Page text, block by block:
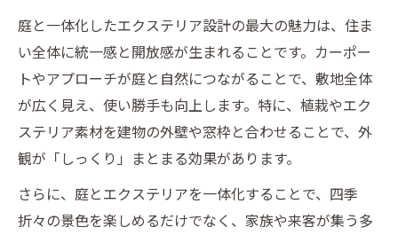
庭と一体化したエクステリア設計の最大の魅力は、住ま
い全体に統一感と開放感が生まれることです。カーポー
トやアプローチが庭と自然につながることで、敷地全体
が広く見え、使い勝手も向上します。特に、植栽やエク
ステリア素材を建物の外壁や窓枠と合わせることで、外
観が「しっくり」まとまる効果があります。
さらに、庭とエクステリアを一体化することで、四季
折々の景色を楽しめるだけでなく、家族や来客が集う多